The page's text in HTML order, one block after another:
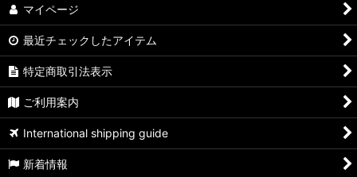
マイページ
最近チェックしたアイテム
特定商取引法表示
ご利用案内
International shipping guide
新着情報